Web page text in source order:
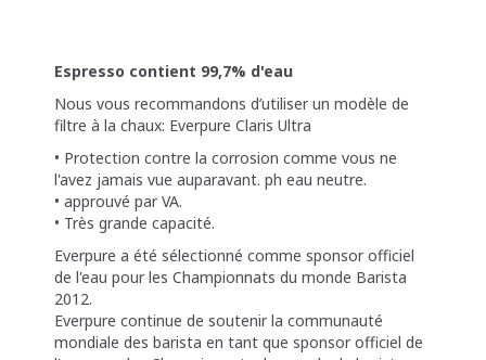
Espresso contient 99,7% d'eau
Nous vous recommandons d’utiliser un modèle de
filtre à la chaux: Everpure Claris Ultra
• Protection contre la corrosion comme vous ne
l'avez jamais vue auparavant. ph eau neutre.
• approuvé par VA.
• Très grande capacité.
Everpure a été sélectionné comme sponsor officiel
de l'eau pour les Championnats du monde Barista
2012.
Everpure continue de soutenir la communauté
mondiale des barista en tant que sponsor officiel de